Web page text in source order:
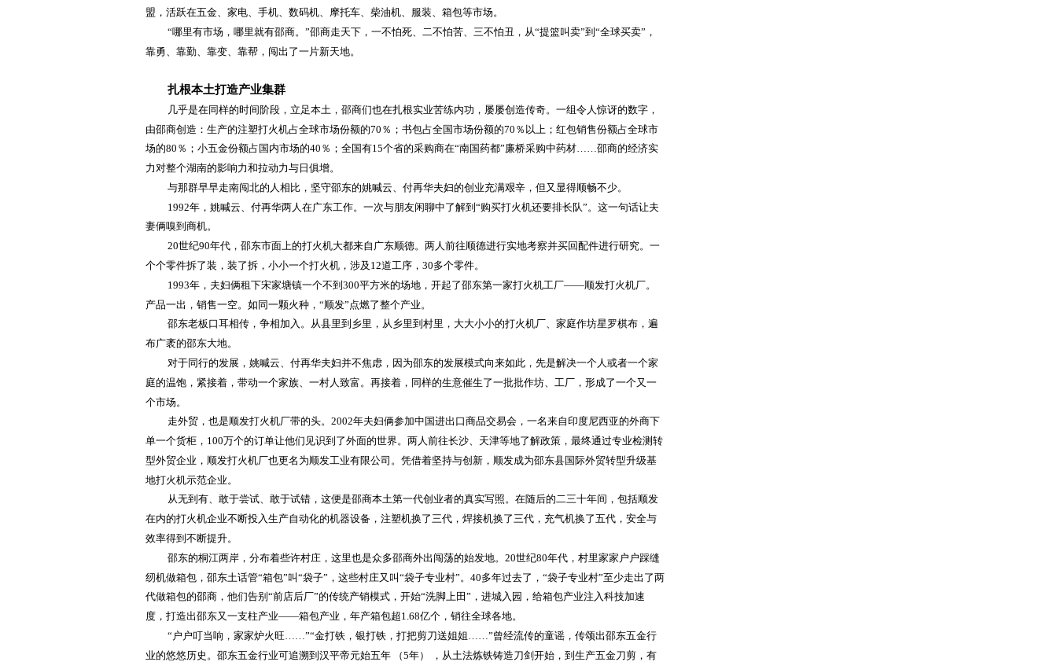
盟，活跃在五金、家电、手机、数码机、摩托车、柴油机、服装、箱包等市场。
“哪里有市场，哪里就有邵商。”邵商走天下，一不怕死、二不怕苦、三不怕丑，从“提篮叫卖”到“全球买卖”，
靠勇、靠勤、靠变、靠帮，闯出了一片新天地。
扎根本土打造产业集群
几乎是在同样的时间阶段，立足本土，邵商们也在扎根实业苦练内功，屡屡创造传奇。一组令人惊讶的数字，
由邵商创造：生产的注塑打火机占全球市场份额的70％；书包占全国市场份额的70％以上；红包销售份额占全球市
场的80％；小五金份额占国内市场的40％；全国有15个省的采购商在“南国药都”廉桥采购中药材……邵商的经济实
力对整个湖南的影响力和拉动力与日俱增。
与那群早早走南闯北的人相比，坚守邵东的姚喊云、付再华夫妇的创业充满艰辛，但又显得顺畅不少。
1992年，姚喊云、付再华两人在广东工作。一次与朋友闲聊中了解到“购买打火机还要排长队”。这一句话让夫
妻俩嗅到商机。
20世纪90年代，邵东市面上的打火机大都来自广东顺德。两人前往顺德进行实地考察并买回配件进行研究。一
个个零件拆了装，装了拆，小小一个打火机，涉及12道工序，30多个零件。
1993年，夫妇俩租下宋家塘镇一个不到300平方米的场地，开起了邵东第一家打火机工厂——顺发打火机厂。
产品一出，销售一空。如同一颗火种，“顺发”点燃了整个产业。
邵东老板口耳相传，争相加入。从县里到乡里，从乡里到村里，大大小小的打火机厂、家庭作坊星罗棋布，遍
布广袤的邵东大地。
对于同行的发展，姚喊云、付再华夫妇并不焦虑，因为邵东的发展模式向来如此，先是解决一个人或者一个家
庭的温饱，紧接着，带动一个家族、一村人致富。再接着，同样的生意催生了一批批作坊、工厂，形成了一个又一
个市场。
走外贸，也是顺发打火机厂带的头。 2002年夫妇俩参加中国进出口商品交易会，一名来自印度尼西亚的外商下
单一个货柜，100万个的订单让他们见识到了外面的世界。两人前往长沙、天津等地了解政策，最终通过专业检测转
型外贸企业，顺发打火机厂也更名为顺发工业有限公司。凭借着坚持与创新，顺发成为邵东县国际外贸转型升级基
地打火机示范企业。
从无到有、敢于尝试、敢于试错，这便是邵商本土第一代创业者的真实写照。在随后的二三十年间，包括顺发
在内的打火机企业不断投入生产自动化的机器设备，注塑机换了三代，焊接机换了三代，充气机换了五代，安全与
效率得到不断提升。
邵东的桐江两岸，分布着些许村庄，这里也是众多邵商外出闯荡的始发地。 20世纪80年代，村里家家户户踩缝
纫机做箱包，邵东土话管“箱包”叫“袋子”，这些村庄又叫“袋子专业村”。40多年过去了，“袋子专业村”至少走出了两
代做箱包的邵商，他们告别“前店后厂”的传统产销模式，开始“洗脚上田”，进城入园，给箱包产业注入科技加速
度，打造出邵东又一支柱产业——箱包产业，年产箱包超1.68亿个，销往全球各地。
“户户叮当响，家家炉火旺……”“金打铁，银打铁，打把剪刀送姐姐……”曾经流传的童谣，传颂出邵东五金行
业的悠悠历史。邵东五金行业可追溯到汉平帝元始五年 （5年） ，从土法炼铁铸造刀剑开始，到生产五金刀剪，有